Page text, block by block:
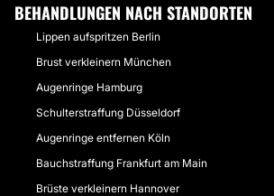
BEHANDLUNGEN NACH STANDORTEN
Lippen aufspritzen Berlin
Brust verkleinern München
Augenringe Hamburg
Schulterstraffung Düsseldorf
Augenringe entfernen Köln
Bauchstraffung Frankfurt am Main
Brüste verkleinern Hannover